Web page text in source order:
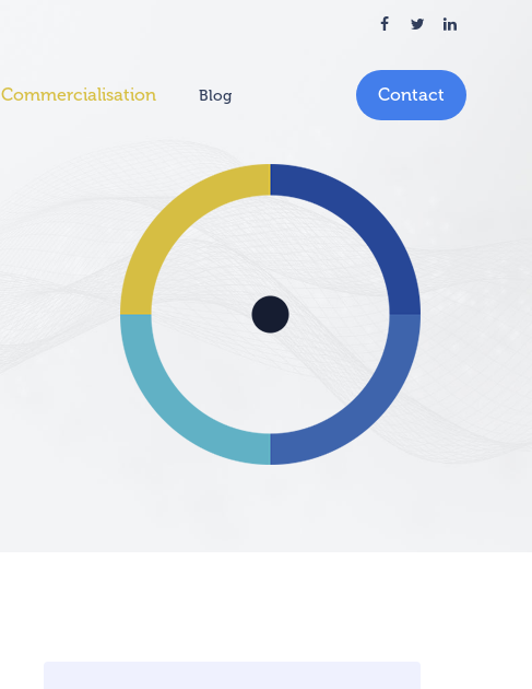
Commercialisation Blog Contact